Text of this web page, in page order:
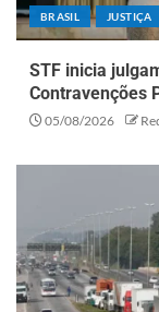
BRASIL JUSTIÇA
STF inicia
Contravenções
05/08/2026